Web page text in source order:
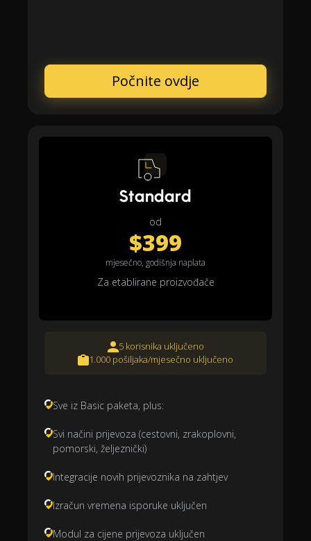
Počnite ovdje
Standard
od
$399
mjesečno, godišnja naplata
Za etablirane proizvođače
5 korisnika uključeno
1.000 pošiljaka/mjesečno uključeno
Sve iz Basic paketa, plus:
Svi načini prijevoza (cestovni, zrakoplovni,
pomorski, željeznički)
Integracije novih prijevoznika na zahtjev
Izračun vremena isporuke uključen
Modul za cijene prijevoza uključen